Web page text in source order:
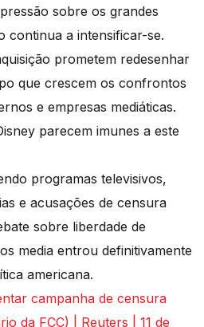
sobre os grandes
continua a intensificar-se.
prometem redesenhar
que crescem os confrontos
e empresas mediáticas.
parecem imunes a este
programas televisivos,
e acusações de censura
sobre liberdade de
media entrou definitivamente
americana.
campanha de censura
da FCC) | Reuters | 11 de